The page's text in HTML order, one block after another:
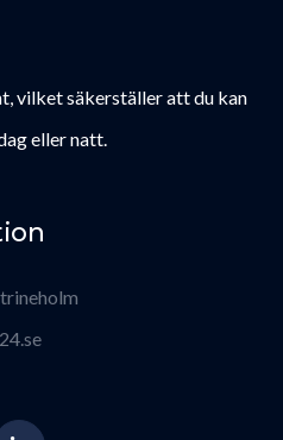
vilket säkerställer att du kan
eller natt.